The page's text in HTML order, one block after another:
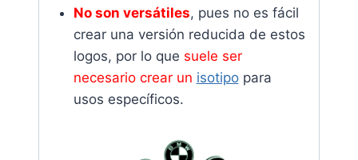
No son versátiles, pues no es fácil
crear una versión reducida de estos
logos, por lo que suele ser
necesario crear un isotipopara
usos específicos.